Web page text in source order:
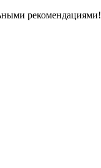
рекомендациями!